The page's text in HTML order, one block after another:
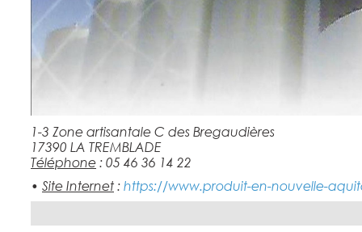
1-3 Zone artisantale C des Bregaudières
17390 LA TREMBLADE
Téléphone : 05 46 36 14 22
• Site Internet : https://www.produit-en-nouvelle-